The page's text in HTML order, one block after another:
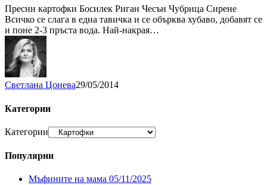
Пресни картофки Босилек Риган Чесън Чубрица Сирене
Всичко се слага в една тавичка и се обърква хубаво, добавят се
и поне 2-3 пръста вода. Най-накрая…
Светлана Цонева29/05/2014
Категории
Категории
Популярни
Мъфините на мама 05/11/2025